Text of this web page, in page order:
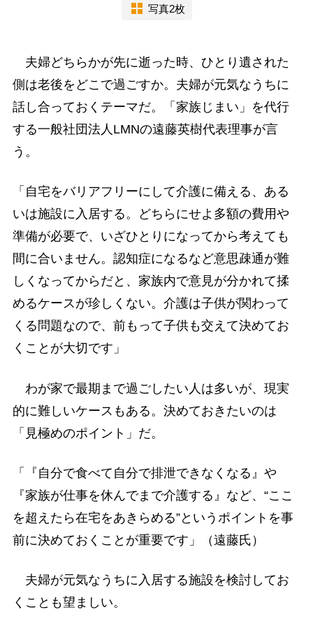
写真2枚
夫婦どちらかが先に逝った時、ひとり遺された
側は老後をどこで過ごすか。夫婦が元気なうちに
話し合っておくテーマだ。「家族じまい」を代行
する一般社団法人LMNの遠藤英樹代表理事が言
う。
「自宅をバリアフリーにして介護に備える、ある
いは施設に入居する。どちらにせよ多額の費用や
準備が必要で、いざひとりになってから考えても
間に合いません。認知症になるなど意思疎通が難
しくなってからだと、家族内で意見が分かれて揉
めるケースが珍しくない。介護は子供が関わって
くる問題なので、前もって子供も交えて決めてお
くことが大切です」
わが家で最期まで過ごしたい人は多いが、現実
的に難しいケースもある。決めておきたいのは
「見極めのポイント」だ。
「『自分で食べて自分で排泄できなくなる』や
『家族が仕事を休んでまで介護する』など、“ここ
を超えたら在宅をあきらめる”というポイントを事
前に決めておくことが重要です」（遠藤氏）
夫婦が元気なうちに入居する施設を検討してお
くことも望ましい。